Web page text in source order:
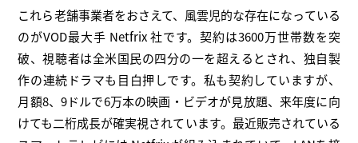
これら老舗事業者をおさえて、風雲児的な存在になっている
のがVOD最大手 Netfrix 社です。契約は3600万世帯数を突
破、視聴者は全米国民の四分の一を超えるとされ、独自製
作の連続ドラマも目白押しです。私も契約していますが、
月額8、9ドルで6万本の映画・ビデオが見放題、来年度に向
けても二桁成長が確実視されています。最近販売されている